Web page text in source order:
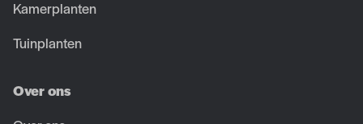
Kamerplanten
Tuinplanten
Over ons